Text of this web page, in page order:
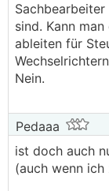
Gegebenheiten
bzw. auf dem
Steuerpflicht
zwingend
Beurteilung
Freifläche, auf
etc.
Hier ist man
sind. Kann
ableiten für
Nein.
Pedaaa
ist doch auch
(auch wenn